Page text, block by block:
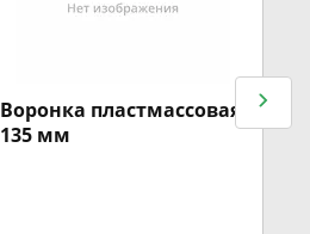
Воронка пластмассовая
135 мм